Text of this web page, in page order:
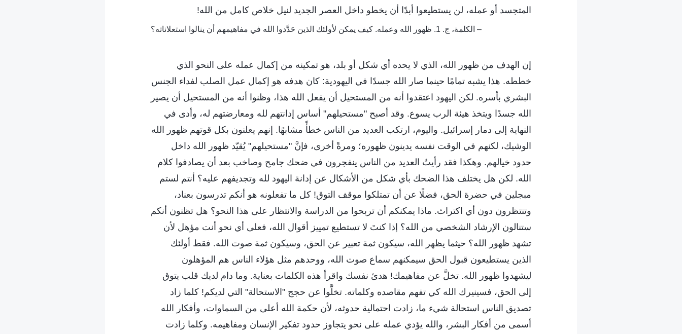
المتجسد أو عمله، لن يستطيعوا أبدًا أن يخطو داخل العصر الجديد لنيل خلاص كامل من الله!
– الكلمة، ج. 1. ظهور الله وعمله. كيف يمكن لأولئك الذين حَدَّدوا الله في مفاهيمهم أن ينالوا استعلاناته؟
إن الهدف من ظهور الله، الذي لا يحده أي شكل أو بلد، هو تمكينه من إكمال عمله على النحو الذي
خططه. هذا يشبه تمامًا حينما صار الله جسدًا في اليهودية: كان هدفه هو إكمال عمل الصلب لفداء الجنس
البشري بأسره. لكن اليهود اعتقدوا أنه من المستحيل أن يفعل الله هذا، وظنوا أنه من المستحيل أن يصير
الله جسدًا ويتخذ هيئة الرب يسوع. وقد أصبح "مستحيلهم" أساس إدانتهم لله ومعارضتهم له، وأدى في
النهاية إلى دمار إسرائيل. واليوم، ارتكب العديد من الناس خطأً مشابهًا. إنهم يعلنون بكل قوتهم ظهور الله
الوشيك، لكنهم في الوقت نفسه يدينون ظهوره؛ ومرةً أخرى، فإنَّ "مستحيلهم" يُقيّد ظهور الله داخل
حدود خيالهم. وهكذا فقد رأيتُ العديد من الناس ينفجرون في ضحك جامح وصاخب بعد أن يصادفوا كلام
الله. لكن هل يختلف هذا الضحك بأي شكل من الأشكال عن إدانة اليهود لله وتجديفهم عليه؟ أنتم لستم
مبجلين في حضرة الحق، فضلًا عن أن تمتلكوا موقف التوق! كل ما تفعلونه هو أنكم تدرسون بعناد،
وتنتظرون دون أي اكتراث. ماذا يمكنكم أن تربحوا من الدراسة والانتظار على هذا النحو؟ هل تظنون أنكم
ستنالون الإرشاد الشخصي من الله؟ إذا كنتَ لا تستطيع تمييز أقوال الله، فعلى أي نحو أنت مؤهل لأن
تشهد ظهور الله؟ حيثما يظهر الله، سيكون ثمة تعبير عن الحق، وسيكون ثمة صوت الله. فقط أولئك
الذين يستطيعون قبول الحق سيمكنهم سماع صوت الله، ووحدهم مثل هؤلاء الناس هم المؤهلون
ليشهدوا ظهور الله. تخلَّ عن مفاهيمك! هدئ نفسك واقرأ هذه الكلمات بعناية. وما دام لديك قلب يتوق
إلى الحق، فسينيرك الله كي تفهم مقاصده وكلماته. تخلَّوا عن حجج "الاستحالة" التي لديكم! كلما زاد
تصديق الناس استحالة شيء ما، زادت احتمالية حدوثه، لأن حكمة الله أعلى من السماوات، وأفكار الله
أسمى من أفكار البشر، والله يؤدي عمله على نحو يتجاوز حدود تفكير الإنسان ومفاهيمه. وكلما زادت